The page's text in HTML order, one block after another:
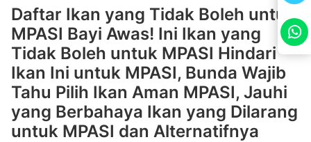
Daftar Ikan yang Tidak Boleh untuk
MPASI Bayi Awas! Ini Ikan yang
Tidak Boleh untuk MPASI Hindari
Ikan Ini untuk MPASI, Bunda Wajib
Tahu Pilih Ikan Aman MPASI, Jauhi
yang Berbahaya Ikan yang Dilarang
untuk MPASI dan Alternatifnya